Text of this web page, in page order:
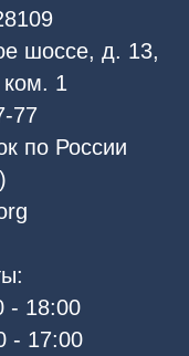
шоссе, д. 13,
1
77
по России
18:00
- 17:00